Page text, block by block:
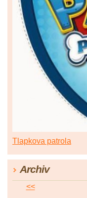
Tlapkova patrola
Archiv
<<